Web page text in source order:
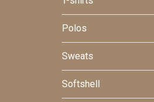
Polos
Sweats
Softshell